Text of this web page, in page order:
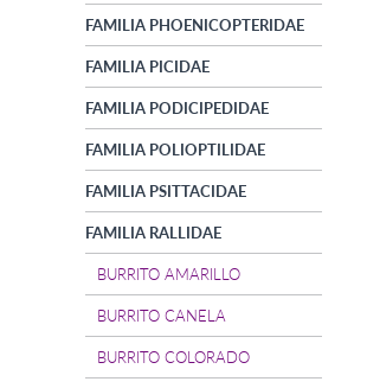
FAMILIA PHOENICOPTERIDAE
FAMILIA PICIDAE
FAMILIA PODICIPEDIDAE
FAMILIA POLIOPTILIDAE
FAMILIA PSITTACIDAE
FAMILIA RALLIDAE
BURRITO AMARILLO
BURRITO CANELA
BURRITO COLORADO